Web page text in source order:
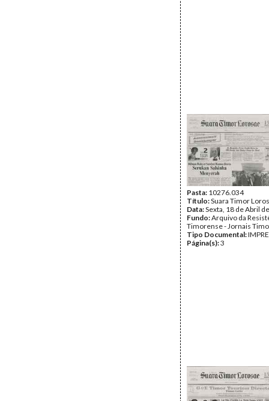
Pasta: 10276.034
Título:Suara Timor
Data:Sexta, 18 de Abril
Fundo:Arquivo da
Timorense - Jornais
Tipo Documental:
Página(s):3